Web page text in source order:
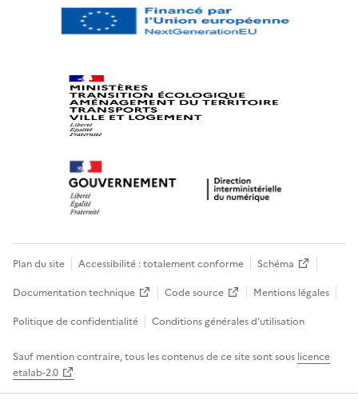
Plan du site Accessibilité : totalement conforme
Schéma
Documentation technique
Code source
Mentions légales
Politique de confidentialité
Conditions générales d’utilisation
Sauf mention contraire, tous les contenus de ce site sont sous licence
etalab-2.0